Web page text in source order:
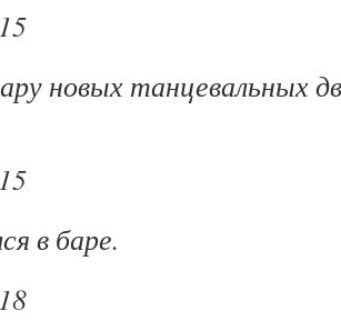
новых танцевальных
в баре.